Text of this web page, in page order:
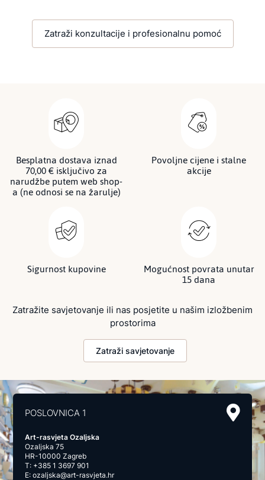
Zatraži konzultacije i profesionalnu pomoć
Besplatna dostava iznad
70,00 € isključivo za
narudžbe putem web shop-
a (ne odnosi se na žarulje)
Povoljne cijene i stalne
akcije
Sigurnost kupovine Mogućnost povrata unutar
15 dana
Zatražite savjetovanje ili nas posjetite u našim izložbenim
prostorima
Zatraži savjetovanje
POSLOVNICA 1
Art-rasvjeta Ozaljska
Ozaljska 75
HR-10000 Zagreb
T: +385 1 3697 901
E:ozaljska@art-rasvjeta.hr